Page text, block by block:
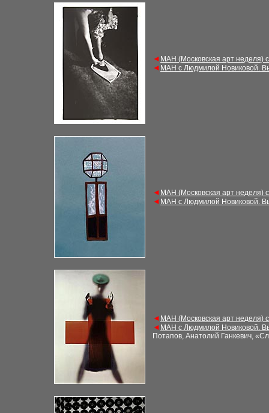
◄ МАН (Московская арт неделя)
◄ МАН с Людмилой Новиковой.
◄ МАН (Московская арт неделя)
◄ МАН с Людмилой Новиковой.
◄ МАН (Московская арт неделя)
◄ МАН с Людмилой Новиковой.
Потапов, Анатолий Ганкевич,